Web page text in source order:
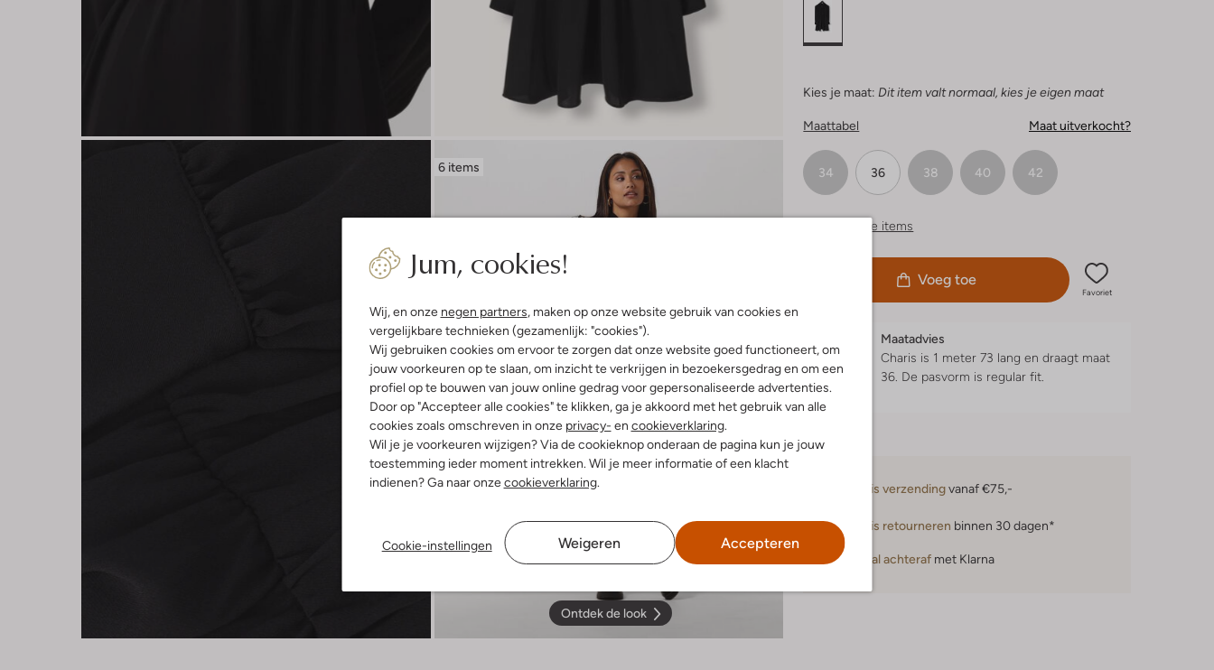
Jum, cookies!
Wij, en onze negen partners, maken op onze website gebruik van cookies en
vergelijkbare technieken (gezamenlijk: "cookies").
Wij gebruiken cookies om ervoor te zorgen dat onze website goed functioneert, om
jouw voorkeuren op te slaan, om inzicht te verkrijgen in bezoekersgedrag en om een
profiel op te bouwen van jouw online gedrag voor gepersonaliseerde advertenties.
Door op "Accepteer alle cookies" te klikken, ga je akkoord met het gebruik van alle
cookies zoals omschreven in onze privacy- en cookieverklaring.
Wil je je voorkeuren wijzigen? Via de cookieknop onderaan de pagina kun je jouw
toestemming ieder moment intrekken. Wil je meer informatie of een klacht
indienen? Ga naar onzecookieverklaring.
Cookie-instellingen Weigeren Accepteren
6 items
Ontdek de look
Kies je maat: Dit item valt normaal, kies je eigen maat
Maattabel Maat uitverkocht?
34 36 38 40 42
Vergelijkbare items
Voeg toe
Favoriet
Maatadvies
Charis is 1 meter 73 lang en draagt maat
36. De pasvorm is regular fit.
Gratis verzendingvanaf €75,-
Gratis retourneren binnen 30 dagen*
Betaal achteraf met Klarna